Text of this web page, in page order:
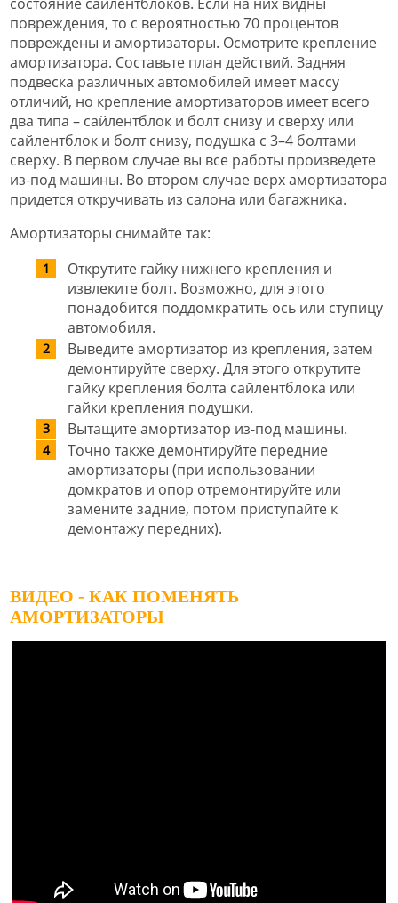
повреждения, то с вероятностью 70 процентов
повреждены и амортизаторы. Осмотрите крепление
амортизатора. Составьте план действий. Задняя
подвеска различных автомобилей имеет массу
отличий, но крепление амортизаторов имеет всего
два типа – сайлентблок и болт снизу и сверху или
сайлентблок и болт снизу, подушка с 3–4 болтами
сверху. В первом случае вы все работы произведете
из-под машины. Во втором случае верх амортизатора
придется откручивать из салона или багажника.
Амортизаторы снимайте так:
Открутите гайку нижнего крепления и
извлеките болт. Возможно, для этого
понадобится поддомкратить ось или ступицу
автомобиля.
Выведите амортизатор из крепления, затем
демонтируйте сверху. Для этого открутите
гайку крепления болта сайлентблока или
гайки крепления подушки.
Вытащите амортизатор из-под машины.
Точно также демонтируйте передние
амортизаторы (при использовании
домкратов и опор отремонтируйте или
замените задние, потом приступайте к
демонтажу передних).
ВИДЕО - КАК ПОМЕНЯТЬ
АМОРТИЗАТОРЫ